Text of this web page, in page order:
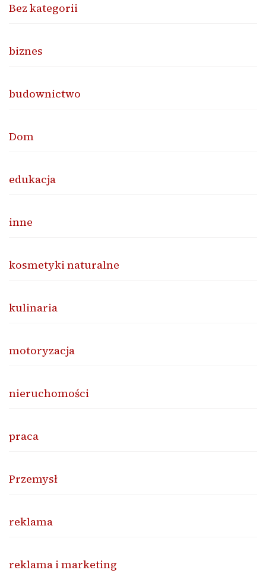
Bez kategorii
biznes
budownictwo
Dom
edukacja
inne
kosmetyki naturalne
kulinaria
motoryzacja
nieruchomości
praca
Przemysł
reklama
reklama i marketing